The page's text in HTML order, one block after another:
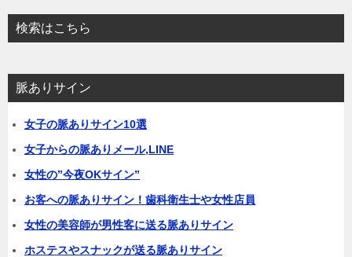
検索はこちら
脈ありサイン
女子の脈ありサイン10選
女子からの脈ありメール,LINE
女性の”今夜OKサイン”
お客への脈ありサイン！歯科衛生士や女性店員
女性の美容師が男性客に送る脈ありサイン
ホステスやスナックが送る脈ありサイン